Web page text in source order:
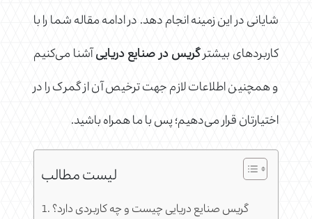
شایانی در این زمینه انجام دهد. در ادامه مقاله شما را با
کاربردهای بیشترگریس در صنایع دریاییآشنا می‌کنیم
و همچنین اطلاعات لازم جهت ترخیص آن از گمرک را در
اختیارتان قرار می‌دهیم؛ پس با ما همراه باشید.
لیست مطالب
گریس صنایع دریایی چیست و چه کاربردی دارد؟